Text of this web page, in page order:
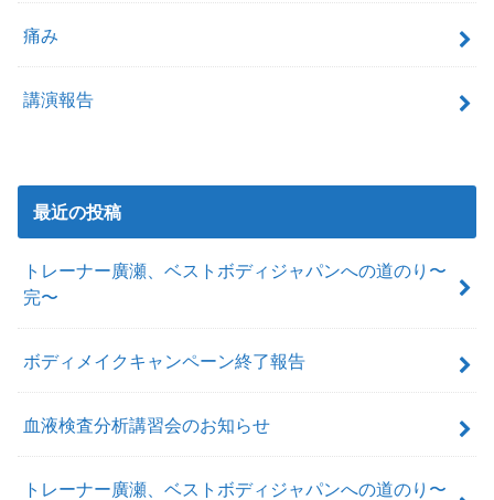
痛み
講演報告
最近の投稿
トレーナー廣瀬、ベストボディジャパンへの道のり〜
完〜
ボディメイクキャンペーン終了報告
血液検査分析講習会のお知らせ
トレーナー廣瀬、ベストボディジャパンへの道のり〜